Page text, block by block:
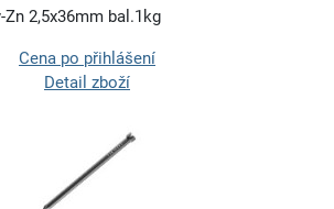
2,5x36mm bal.1kg
Cena po přihlášení
Detail zboží